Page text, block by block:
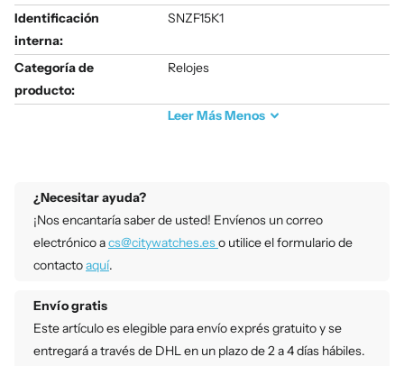
Identificación
interna:
SNZF15K1
Categoría de
producto:
Relojes
LeerMásMenos
¿Necesitar ayuda?
¡Nos encantaría saber de usted! Envíenos un correo
electrónico acs@citywatches.eso utilice el formulario de
contactoaquí.
Envío gratis
Este artículo es elegible para envío exprés gratuito y se
entregará a través de DHL en un plazo de 2 a 4 días hábiles.